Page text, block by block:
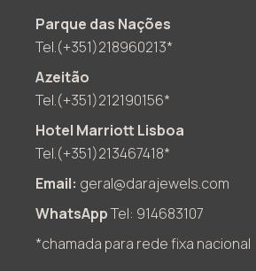
Parque das Nações
Tel.(+351)218960213*
Azeitão
Tel.(+351)212190156*
Hotel Marriott Lisboa
Tel.(+351)213467418*
Email: geral@darajewels.com
WhatsAppTel: 914683107
*chamada para rede fixa nacional